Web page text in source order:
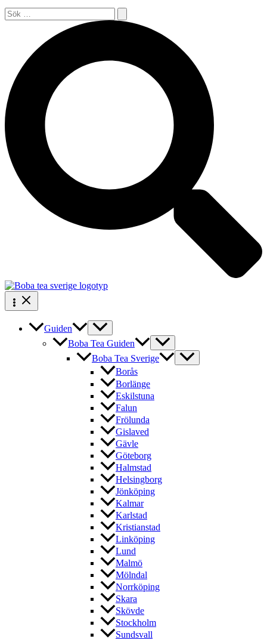
Sök
efter:
Guiden
Boba Tea Guiden
Boba Tea Sverige
Borås
Borlänge
Eskilstuna
Falun
Frölunda
Gislaved
Gävle
Göteborg
Halmstad
Helsingborg
Jönköping
Kalmar
Karlstad
Kristianstad
Linköping
Lund
Malmö
Mölndal
Norrköping
Skara
Skövde
Stockholm
Sundsvall